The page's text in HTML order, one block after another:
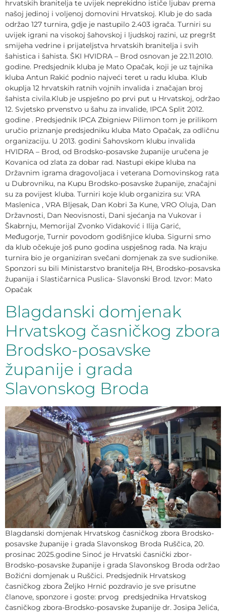
hrvatskih branitelja te uvijek neprekidno ističe ljubav prema
našoj jedinoj i voljenoj domovini Hrvatskoj. Klub je do sada
održao 127 turnira, gdje je nastupilo 2.403 igrača. Turniri su
uvijek igrani na visokoj šahovskoj i ljudskoj razini, uz pregršt
smijeha vedrine i prijateljstva hrvatskih branitelja i svih
šahistica i šahista. ŠKI HVIDRA – Brod osnovan je 22.11.2010.
godine. Predsjednik kluba je Mato Opačak, koji je uz tajnika
kluba Antun Rakić podnio najveći teret u radu kluba. Klub
okuplja 12 hrvatskih ratnih vojnih invalida i značajan broj
šahista civila.Klub je uspješno po prvi put u Hrvatskoj, održao
12. Svjetsko prvenstvo u šahu za invalide, IPCA Split 2012.
godine . Predsjednik IPCA Zbigniew Pilimon tom je prilikom
uručio priznanje predsjedniku kluba Mato Opačak, za odličnu
organizaciju. U 2013. godini Šahovskom klubu invalida
HVIDRA – Brod, od Brodsko-posavske županije uručena je
Kovanica od zlata za dobar rad. Nastupi ekipe kluba na
Državnim igrama dragovoljaca i veterana Domovinskog rata
u Dubrovniku, na Kupu Brodsko-posavske županije, značajni
su za povijest kluba. Turniri koje klub organizira su: VRA
Maslenica , VRA Bljesak, Dan Kobri 3a Kune, VRO Oluja, Dan
Državnosti, Dan Neovisnosti, Dani sjećanja na Vukovar i
Škabrnju, Memorijal Zvonko Vidaković i Ilija Garić,
Međugorje, Turnir povodom godišnjice kluba. Sigurni smo
da klub očekuje još puno godina uspješnog rada. Na kraju
turnira bio je organiziran svečani domjenak za sve sudionike.
Sponzori su bili Ministarstvo branitelja RH, Brodsko-posavska
županija i Slastičarnica Puslica- Slavonski Brod. Izvor: Mato
Opačak
Blagdanski domjenak
Hrvatskog časničkog zbora
Brodsko-posavske
županije i grada
Slavonskog Broda
Blagdanski domjenak Hrvatskog časničkog zbora Brodsko-
posavske županije i grada Slavonskog Broda Ruščica, 20.
prosinac 2025.godine Sinoć je Hrvatski časnički zbor-
Brodsko-posavske županije i grada Slavonskog Broda održao
Božićni domjenak u Ruščici. Predsjednik Hrvatskog
časničkog zbora Željko Hrnić pozdravio je sve prisutne
članove, sponzore i goste: prvog predsjednika Hrvatskog
časničkog zbora-Brodsko-posavske županije dr. Josipa Jelića,